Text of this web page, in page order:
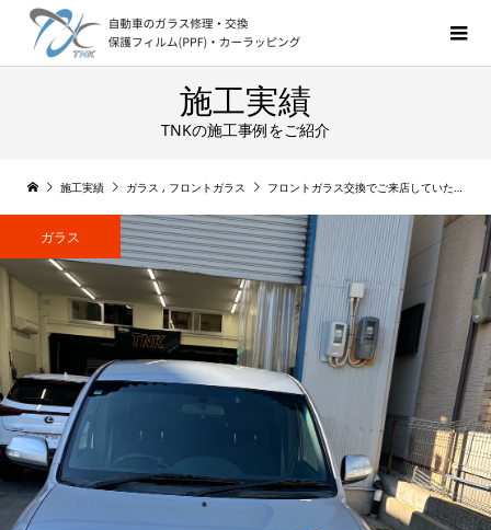
施工実績
TNKの施工事例をご紹介
施工実績 ガラス , フロントガラス フロントガラス交換でご来店していただきました！80シエンタ
ガラス